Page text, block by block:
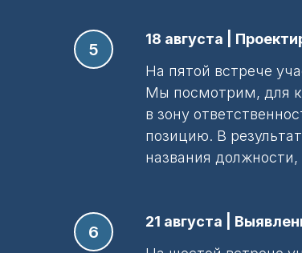
18 августа |
На пятой встрече
Мы посмотрим, для
в зону
позицию. В
названия
21 августа |